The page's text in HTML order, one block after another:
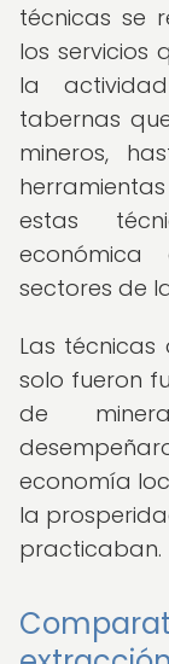
técnicas se
los servicios
la
tabernas
mineros,
estas
sectores de
Las técnicas
solo fueron
de
economía
la
practicaban.